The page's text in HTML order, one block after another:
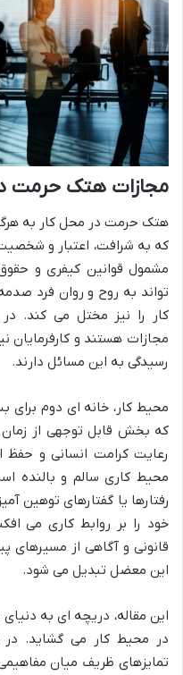
مجازات هتک حرمت
هتک حرمت در محل کار به
که به شرافت، اعتبار و
مشمول قوانین کیفری و
تواند به روح و روان فرد
کار را نیز مختل می کند. در
مجازات هستند و کارفرمایان
رسیدگی به این مسائل دارند.
محیط کار، خانه ای دوم برای
که بخش قابل توجهی از
رعایت کرامت انسانی و حفظ
محیط کاری سالم و بالنده
رفتارها یا گفتارهای توهین
خود را بر روابط کاری می
قانونی و آگاهی از مسیرهای
این معضل تبدیل می شود.
این مقاله، دریچه ای به
در محیط کار می گشاید. در
تمایزهای ظریف میان